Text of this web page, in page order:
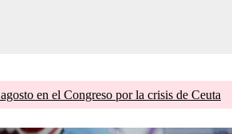
en el Congreso por la crisis de Ceuta